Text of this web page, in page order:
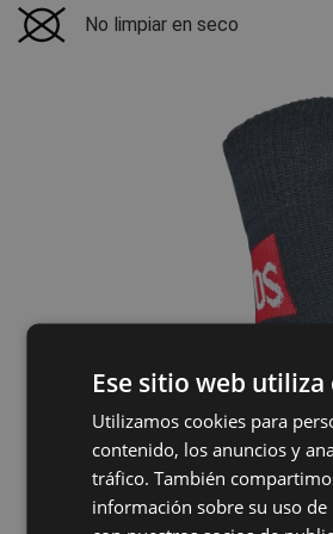
No limpiar en seco
Ese sitio web utiliza
Utilizamos cookies para
contenido, los anuncios y
tráfico. También
información sobre su uso